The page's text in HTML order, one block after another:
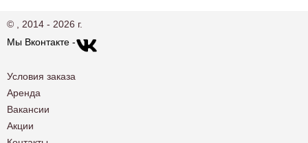
© , 2014 - 2026 г.
Мы Вконтакте -
Условия заказа
Аренда
Вакансии
Акции